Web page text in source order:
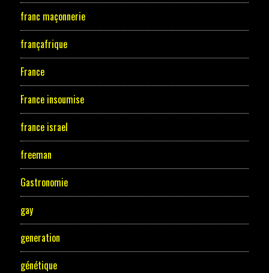
franc maçonnerie
françafrique
France
France insoumise
france israel
freeman
Gastronomie
gay
generation
génétique